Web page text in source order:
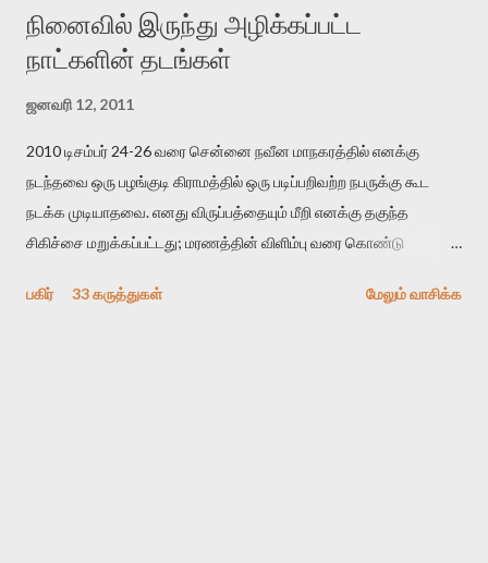
நினைவில் இருந்து அழிக்கப்பட்ட
நாட்களின் தடங்கள்
ஜனவரி 12, 2011
2010 டிசம்பர் 24-26 வரை சென்னை நவீன மாநகரத்தில் எனக்கு
நடந்தவை ஒரு பழங்குடி கிராமத்தில் ஒரு படிப்பறிவற்ற நபருக்கு கூட
நடக்க முடியாதவை. எனது விருப்பத்தையும் மீறி எனக்கு தகுந்த
சிகிச்சை மறுக்கப்பட்டது; மரணத்தின் விளிம்பு வரை கொண்டு
பகிர்
33 கருத்துகள் மேலும் வாசிக்க